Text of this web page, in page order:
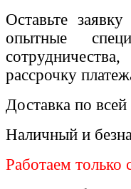
Оставьте
опытные
рассрочку
Доставка по
Наличный и
Работаем